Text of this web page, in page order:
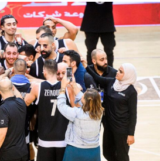
خلال التشاور والاتفاق في
بالمنتخبات الوطنية منذ قدوم
إذ يؤكد مجلس إدارة الاتحاد
جزء من نسيج الشعب المصري
الجماهير المصرية، فإن
الأحد
والطبية والإدارية وتقرير
المنتخب لاتخاذ القرارات
لن يدخر الاتحاد أي جهد أو
ومناسب لمصلحة المنتخبات